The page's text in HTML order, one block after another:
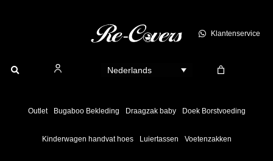
Klantenservice
Nederlands
Outlet Bugaboo Bekleding Draagzak baby Doek Borstvoeding
Kinderwagen handvat hoes Luiertassen Voetenzakken